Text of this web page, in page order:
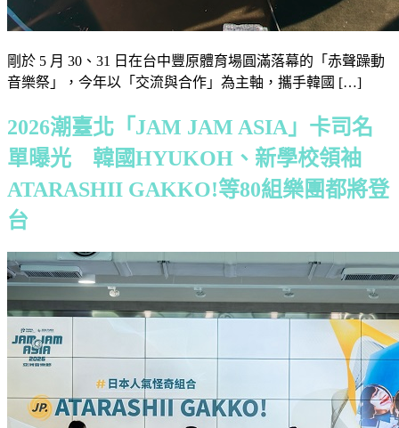
剛於 5 月 30、31 日在台中豐原體育場圓滿落幕的「赤聲躁動
音樂祭」，今年以「交流與合作」為主軸，攜手韓國 […]
2026潮臺北「JAM JAM ASIA」卡司名
單曝光 韓國HYUKOH、新學校領袖
ATARASHII GAKKO!等80組樂團都將登
台